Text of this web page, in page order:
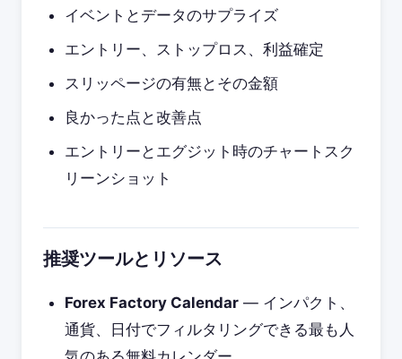
イベントとデータのサプライズ
エントリー、ストップロス、利益確定
スリッページの有無とその金額
良かった点と改善点
エントリーとエグジット時のチャートスク
リーンショット
推奨ツールとリソース
Forex Factory Calendar — インパクト、
通貨、日付でフィルタリングできる最も人